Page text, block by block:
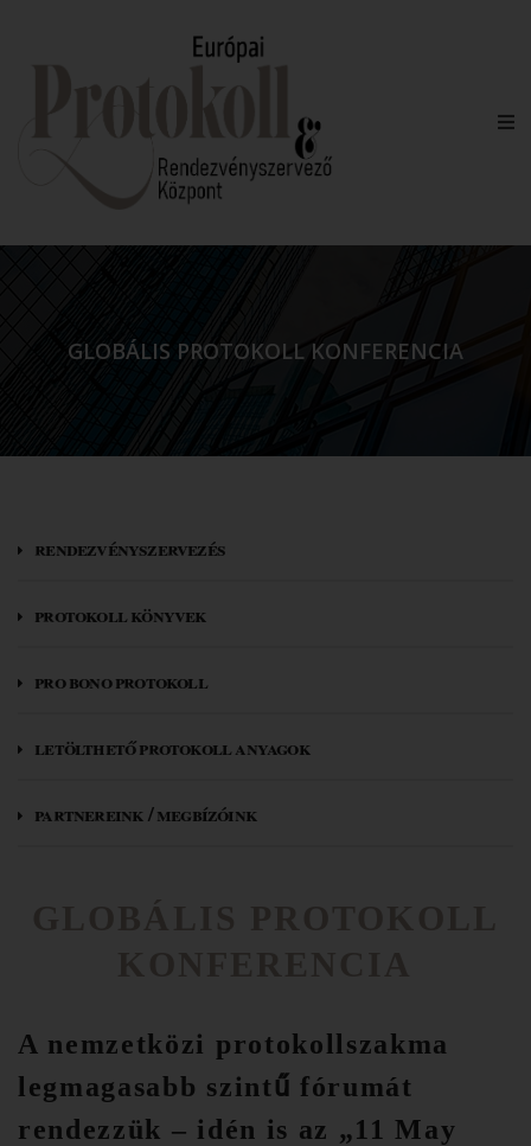
GLOBÁLIS PROTOKOLL KONFERENCIA
rendezvényszervezés
protokoll könyvek
pro bono protokoll
letölthető protokoll anyagok
partnereink / megbízóink
A nemzetközi protokollszakma
legmagasabb szintű fórumát
rendezzük – idén is az „11 May